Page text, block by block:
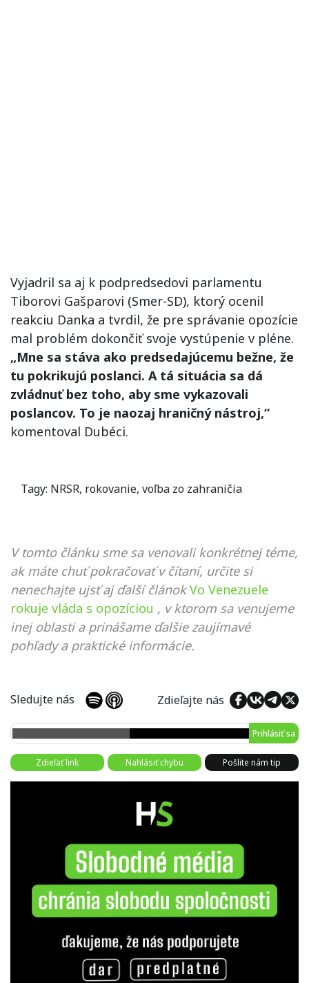
Vyjadril sa aj k podpredsedovi parlamentu
Tiborovi Gašparovi (Smer-SD), ktorý ocenil
reakciu Danka a tvrdil, že pre správanie opozície
mal problém dokončiť svoje vystúpenie v pléne.
„Mne sa stáva ako predsedajúcemu bežne, že
tu pokrikujú poslanci. A tá situácia sa dá
zvládnuť bez toho, aby sme vykazovali
poslancov. To je naozaj hraničný nástroj,“
komentoval Dubéci.
Tagy: NRSR, rokovanie, voľba zo zahraničia
V tomto článku sme sa venovali konkrétnej téme,
ak máte chuť pokračovať v čítaní, určite si
nenechajte ujsť aj ďalší článok Vo Venezuele
rokuje vláda s opozíciou , v ktorom sa venujeme
inej oblasti a prinášame ďalšie zaujímavé
pohľady a praktické informácie.
Sledujte nás Zdieľajte nás
Prihlásiť sa
Zdieľať link Nahlásiť chybu Pošlite nám tip